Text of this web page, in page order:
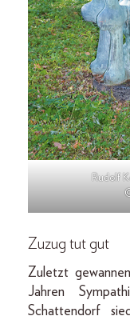
Rudolf
Zuzug tut gut
Zuletzt
Jahren
Schattendorf